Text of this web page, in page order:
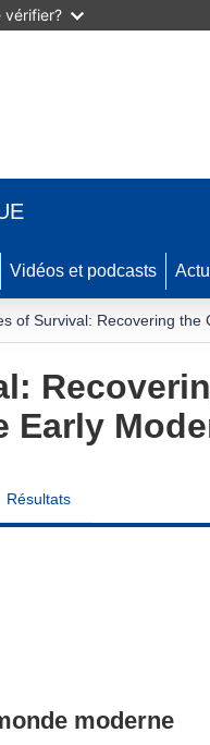
vérifier?
Vidéos et podcasts
of Survival: Recovering the
Résultats
moderne